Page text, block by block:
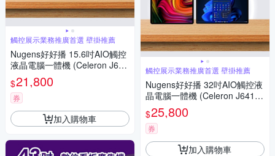
觸控展示業務推廣首選 壁掛推薦
Nugens好好播 15.6吋AIO觸控
液晶電腦一體機 (Celeron J641
2/8G/128GB SSD/W11P)
$21,800
券
加入購物車
觸控展示業務推廣首選 壁掛推薦
Nugens好好播 32吋AIO觸控液
晶電腦一體機 (Celeron J6412/
8G/128GB SSD/W11P)
$25,800
券
加入購物車